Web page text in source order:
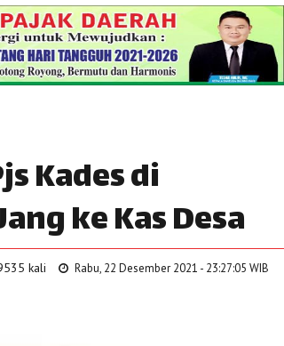
Kades di
ke Kas Desa
kali Rabu, 22 Desember 2021 - 23:27:05 WIB